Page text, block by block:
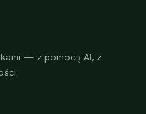
— z pomocą AI, z